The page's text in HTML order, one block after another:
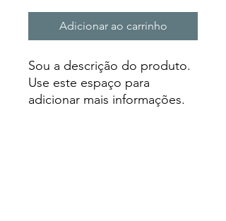
Adicionar ao carrinho
Sou a descrição do produto.
Use este espaço para
adicionar mais informações.